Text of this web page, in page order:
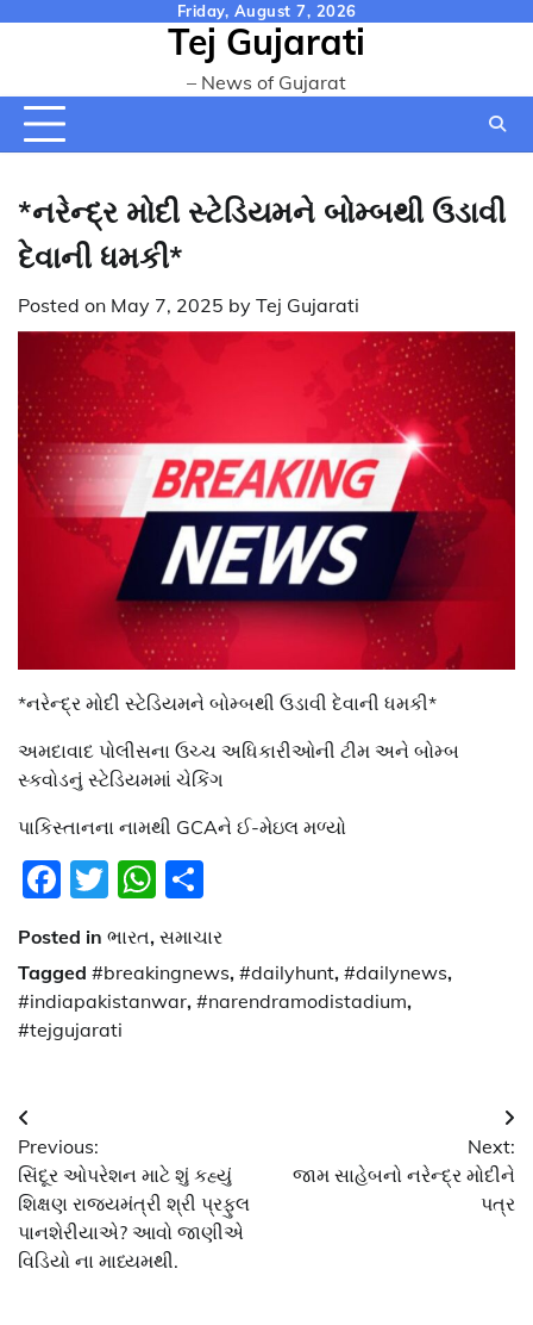
Friday, August 7, 2026
Tej Gujarati
– News of Gujarat
*નરેન્દ્ર મોદી સ્ટેડિયમને બોમ્બથી ઉડાવી
દેવાની ધમકી*
Posted on May 7, 2025 by Tej Gujarati
*નરેન્દ્ર મોદી સ્ટેડિયમને બોમ્બથી ઉડાવી દેવાની ધમકી*
અમદાવાદ પોલીસના ઉચ્ચ અધિકારીઓની ટીમ અને બોમ્બ
સ્કવોડનું સ્ટેડિયમમાં ચેકિંગ
પાકિસ્તાનના નામથી GCAને ઈ-મેઇલ મળ્યો
Facebook
TwitterWhatsApp
Posted in ભારત, સમાચાર
Tagged #breakingnews, #dailyhunt, #dailynews,
#indiapakistanwar, #narendramodistadium,
#tejgujarati
Post
navigation
Previous:
સિંદૂર ઓપરેશન માટે શું કહ્યું
શિક્ષણ રાજ્યમંત્રી શ્રી પ્રફુલ
પાનશેરીયાએ? આવો જાણીએ
વિડિયો ના માધ્યમથી.
Next:
જામ સાહેબનો નરેન્દ્ર મોદીને
પત્ર